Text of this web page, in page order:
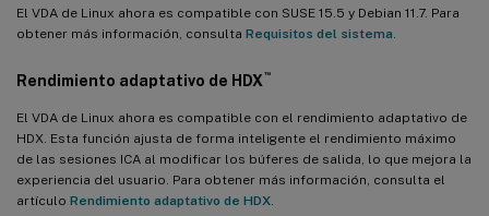
El VDA de Linux ahora es compatible con SUSE 15.5 y Debian 11.7. Para
obtener más información, consulta Requisitos del sistema
Rendimiento adaptativo de HDX ™
El VDA de Linux ahora es compatible con el rendimiento adaptativo de
HDX. Esta función ajusta de forma inteligente el rendimiento máximo
de las sesiones ICA al modificar los búferes de salida, lo que mejora la
experiencia del usuario. Para obtener más información, consulta el
artículo Rendimiento adaptativo de HDX
sesión y el cliente
Recuperación del servidor y renderizado del cliente para la
Control de congestión EDT mejorado (versión preliminar)
Más elementos de menú en la bandeja del sistema